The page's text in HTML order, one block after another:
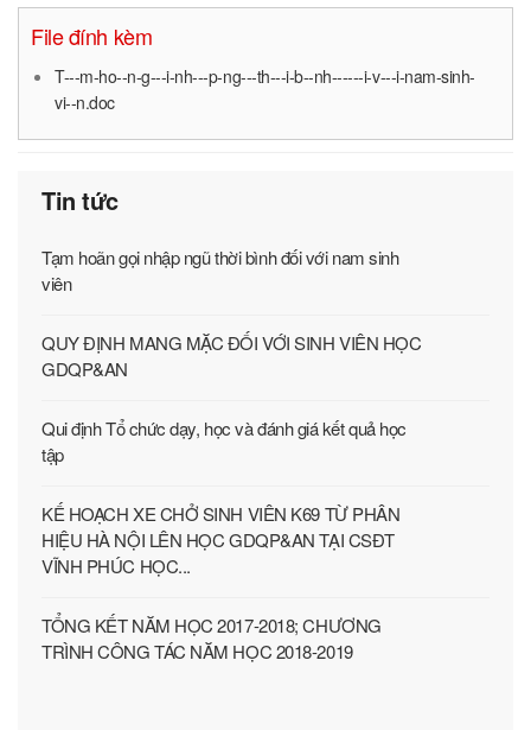
File đính kèm
T---m-ho--n-g---i-nh---p-ng---th---i-b--nh------i-v---i-nam-sinh-
vi--n.doc
Tin tức
Tạm hoãn gọi nhập ngũ thời bình đối với nam sinh
viên
QUY ĐỊNH MANG MẶC ĐỐI VỚI SINH VIÊN HỌC
GDQP&AN
Qui định Tổ chức dạy, học và đánh giá kết quả học
tập
KẾ HOẠCH XE CHỞ SINH VIÊN K69 TỪ PHÂN
HIỆU HÀ NỘI LÊN HỌC GDQP&AN TẠI CSĐT
VĨNH PHÚC HỌC...
TỔNG KẾT NĂM HỌC 2017-2018; CHƯƠNG
TRÌNH CÔNG TÁC NĂM HỌC 2018-2019